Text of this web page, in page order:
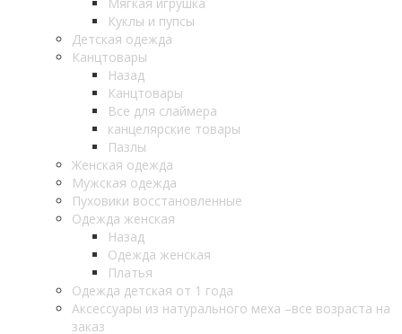
Куклы и пупсы
Детская одежда
Канцтовары
Назад
Канцтовары
Все для слаймера
канцелярские товары
Пазлы
Женская одежда
Мужская одежда
Пуховики восстановленные
Одежда женская
Назад
Одежда женская
Платья
Одежда детская от 1 года
Аксессуары из натурального меха –все возраста на
заказ